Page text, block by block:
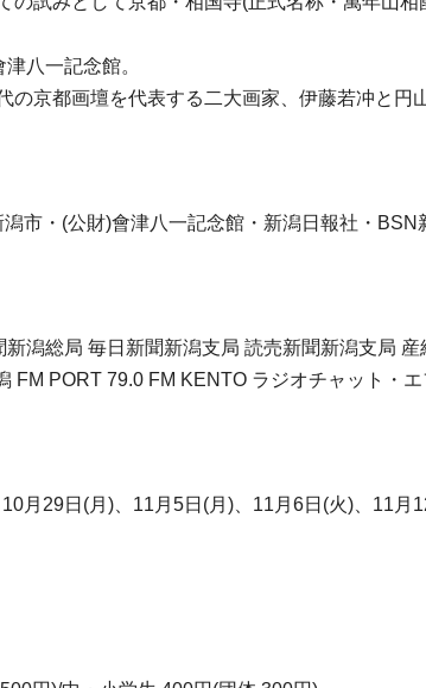
八一記念館。
京都画壇を代表する二大画家、伊藤若冲と
市・(公財)會津八一記念館・新潟日報社・BSN
潟総局 毎日新聞新潟支局 読売新聞新潟支局
FM PORT 79.0 FM KENTO ラジオチャット・
月29日(月)、11月5日(月)、11月6日(火)、11月